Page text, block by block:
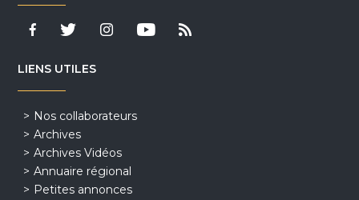
LIENS UTILES
Nos collaborateurs
Archives
Archives Vidéos
Annuaire régional
Petites annonces